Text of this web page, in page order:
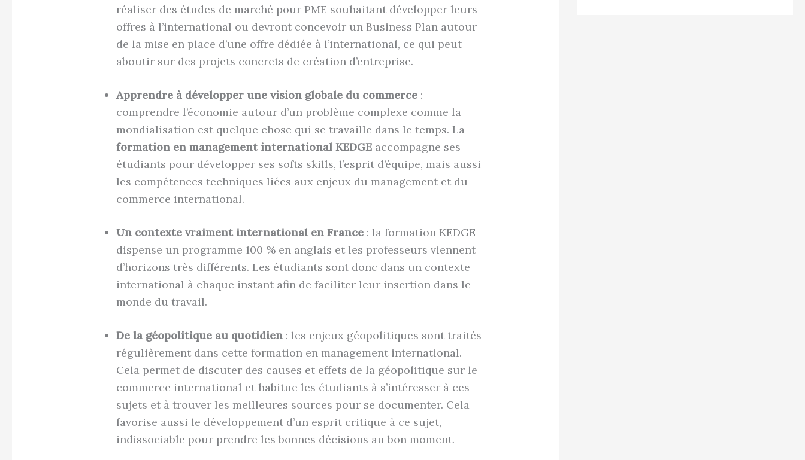
réaliser des études de marché pour PME souhaitant développer leurs
offres à l’international ou devront concevoir un Business Plan autour
de la mise en place d’une offre dédiée à l’international, ce qui peut
aboutir sur des projets concrets de création d’entreprise.
Apprendre à développer une vision globale du commerce :
comprendre l’économie autour d’un problème complexe comme la
mondialisation est quelque chose qui se travaille dans le temps. La
formation en management international KEDGE accompagne ses
étudiants pour développer ses softs skills, l’esprit d’équipe, mais aussi
les compétences techniques liées aux enjeux du management et du
commerce international.
Un contexte vraiment international en France : la formation KEDGE
dispense un programme 100 % en anglais et les professeurs viennent
d’horizons très différents. Les étudiants sont donc dans un contexte
international à chaque instant afin de faciliter leur insertion dans le
monde du travail.
De la géopolitique au quotidien : les enjeux géopolitiques sont traités
régulièrement dans cette formation en management international.
Cela permet de discuter des causes et effets de la géopolitique sur le
commerce international et habitue les étudiants à s’intéresser à ces
sujets et à trouver les meilleures sources pour se documenter. Cela
favorise aussi le développement d’un esprit critique à ce sujet,
indissociable pour prendre les bonnes décisions au bon moment.